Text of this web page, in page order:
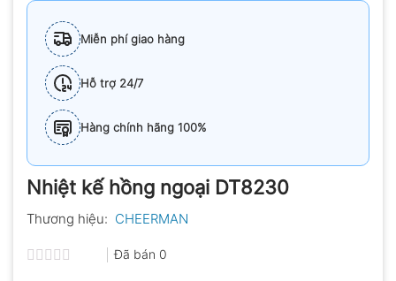
Miễn phí giao hàng
Hỗ trợ 24/7
Hàng chính hãng 100%
Nhiệt kế hồng ngoại DT8230
Thương hiệu: CHEERMAN
Đã bán 0